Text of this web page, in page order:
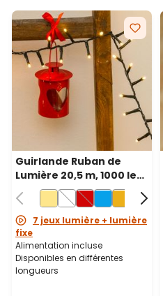
Guirlande Ruban de
Lumière 20,5 m, 1000 led
blanc chaud, câble vert
7 jeux lumière + lumière
fixe
Alimentation incluse
Disponibles en différentes
longueurs